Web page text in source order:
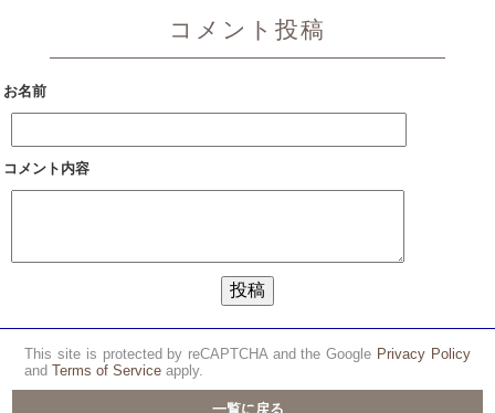
コメント投稿
お名前
コメント内容
This site is protected by reCAPTCHA and the Google Privacy Policy
andTerms of Service apply.
一覧に戻る